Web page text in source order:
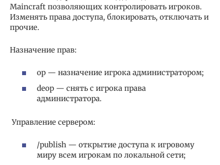
Maincraft позволяющих контролировать игроков.
Изменять права доступа, блокировать, отключать и
прочие.
Назначение прав:
op — назначение игрока администратором;
deop — снять с игрока права
администратора.
Управление сервером:
/publish — открытие доступа к игровому
миру всем игрокам по локальной сети;